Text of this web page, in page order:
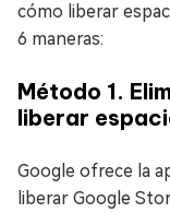
cómo liberar
6 maneras:
Método 1.
liberar
Google ofrece la
liberar Google